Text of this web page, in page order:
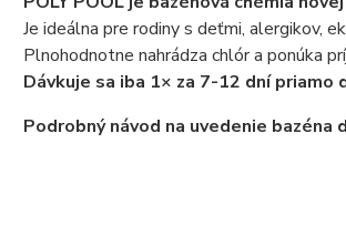
Je ideálna pre rodiny s deťmi, alergikov,
Plnohodnotne nahrádza chlór a ponúka
Dávkuje sa iba 1× za 7-12 dní priamo
Podrobný návod na uvedenie bazéna